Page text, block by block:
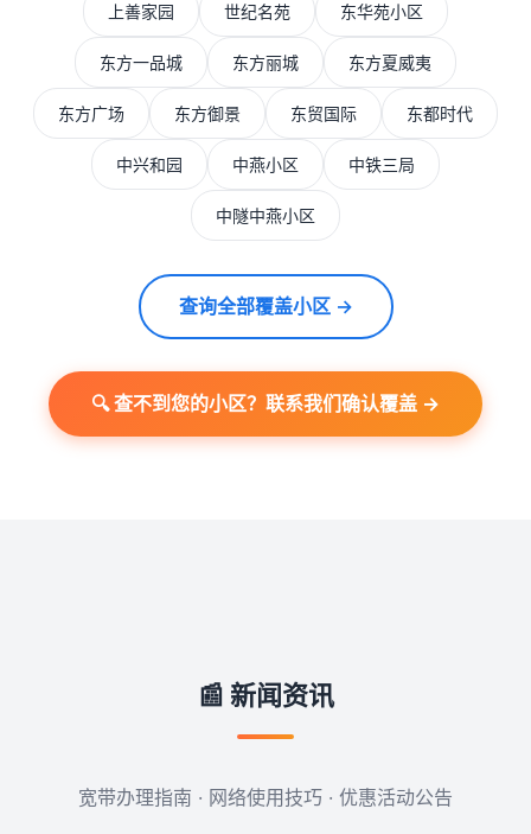
上善家园 世纪名苑 东华苑小区
东方一品城 东方丽城 东方夏威夷
东方广场 东方御景 东贸国际 东都时代
中兴和园 中燕小区 中铁三局
中隧中燕小区
查询全部覆盖小区 →
🔍 查不到您的小区？联系我们确认覆盖 →
📰 新闻资讯
宽带办理指南 · 网络使用技巧 · 优惠活动公告